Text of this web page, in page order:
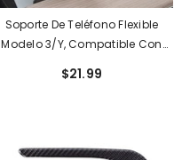
Soporte De Teléfono Flexible
Modelo 3/Y, Compatible Con
Cabeza Giratoria De 360° Para
$21.99